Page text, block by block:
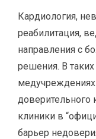
Кардиология,
реабилитация,
направления с
решения. В
доверительного
клиники в
барьер